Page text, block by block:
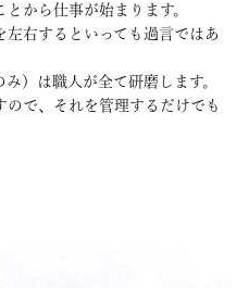
から仕事が始まります。
右するといっても過言ではあ
）は職人が全て研磨します。
で、それを管理するだけでも